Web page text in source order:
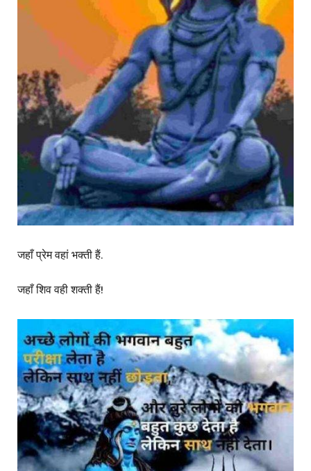
जहाँ प्रेम वहां भक्ती हैं.
जहाँ शिव वही शक्ती हैं!